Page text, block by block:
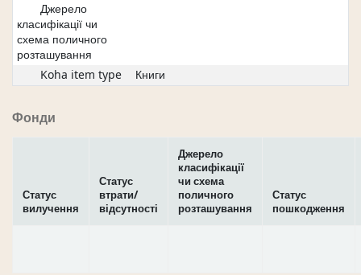
Джерело
класифікації чи
схема поличного
розташування
Koha item type
Книги
Фонди
Статус
вилучення
Статус
втрати/
відсутності
Джерело
класифікації
чи схема
поличного
розташування
Статус
пошкодження